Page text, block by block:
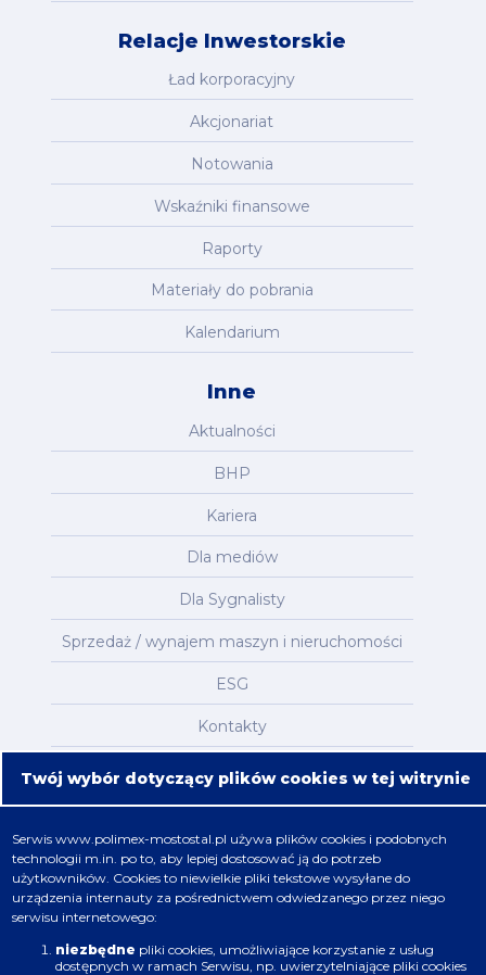
Relacje Inwestorskie
Ład korporacyjny
Akcjonariat
Notowania
Wskaźniki finansowe
Raporty
Materiały do pobrania
Kalendarium
Inne
Aktualności
BHP
Kariera
Dla mediów
Dla Sygnalisty
Sprzedaż / wynajem maszyn i nieruchomości
ESG
Kontakty
Mapa serwisu
Nafta, chemia, gaz
Energetyka
Budownictwo
Twój wybór dotyczący plików cookies w tej witrynie
Serwiswww.polimex-mostostal.pl używa plików cookies i podobnych
technologii m.in. po to, aby lepiej dostosować ją do potrzeb
użytkowników. Cookies to niewielkie pliki tekstowe wysyłane do
urządzenia internauty za pośrednictwem odwiedzanego przez niego
serwisu internetowego:
niezbędne pliki cookies, umożliwiające korzystanie z usług
dostępnych w ramach Serwisu, np. uwierzytelniające pliki cookies